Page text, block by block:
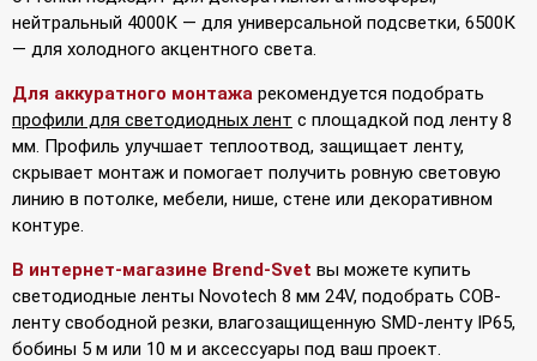
нейтральный 4000К — для универсальной подсветки, 6500К
— для холодного акцентного света.
Для аккуратного монтажа рекомендуется подобрать
профили для светодиодных лент с площадкой под ленту 8
мм. Профиль улучшает теплоотвод, защищает ленту,
скрывает монтаж и помогает получить ровную световую
линию в потолке, мебели, нише, стене или декоративном
контуре.
В интернет-магазине Brend-Svet вы можете купить
светодиодные ленты Novotech 8 мм 24V, подобрать COB-
ленту свободной резки, влагозащищенную SMD-ленту IP65,
бобины 5 м или 10 м и аксессуары под ваш проект.